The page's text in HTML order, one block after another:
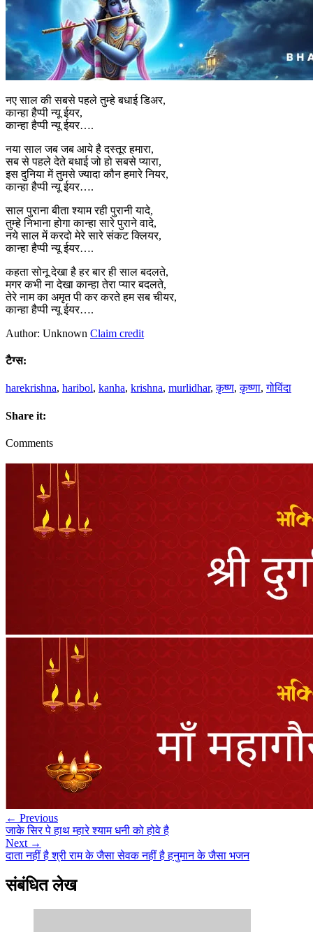
नए साल की सबसे पहले तुम्हे बधाई डिअर,
कान्हा हैप्पी न्यू ईयर,
कान्हा हैप्पी न्यू ईयर….
नया साल जब जब आये है दस्तूर हमारा,
सब से पहले देते बधाई जो हो सबसे प्यारा,
इस दुनिया में तुमसे ज्यादा कौन हमारे नियर,
कान्हा हैप्पी न्यू ईयर….
साल पुराना बीता श्याम रही पुरानी यादे,
तुम्हे निभाना होगा कान्हा सारे पुराने वादे,
नये साल में करदो मेरे सारे संकट क्लियर,
कान्हा हैप्पी न्यू ईयर….
कहता सोनू देखा है हर बार ही साल बदलते,
मगर कभी ना देखा कान्हा तेरा प्यार बदलते,
तेरे नाम का अमृत पी कर करते हम सब चीयर,
कान्हा हैप्पी न्यू ईयर….
Author: Unknown Claim credit
टैग्स:
harekrishna, haribol, kanha, krishna, murlidhar,कृष्ण,कृष्णा,गोविंदा
Share it:
Comments
← Previous
जाके सिर पे हाथ म्हारे श्याम धनी को होवे है
Next →
दाता नहीं है श्री राम के जैसा सेवक नहीं है हनुमान के जैसा भजन
संबंधित लेख